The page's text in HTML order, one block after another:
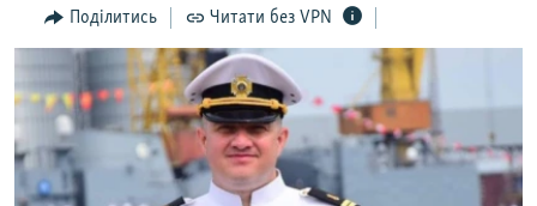
Перейти
до
ПОГЛЯД
ІНТЕРВ'Ю
ВСЕ ЗА ДЕНЬ
СПЕЦПРОЕКТИ
ДЕПОРТАЦІЯ
ЯК ОБІЙТИ БЛОКУВАННЯ
Поділитись Читати без VPN